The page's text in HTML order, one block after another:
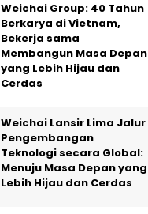
Weichai Group: 40 Tahun
Berkarya di Vietnam,
Bekerja sama
Membangun Masa Depan
yang Lebih Hijau dan
Cerdas
Weichai Lansir Lima Jalur
Pengembangan
Teknologi secara Global:
Menuju Masa Depan yang
Lebih Hijau dan Cerdas